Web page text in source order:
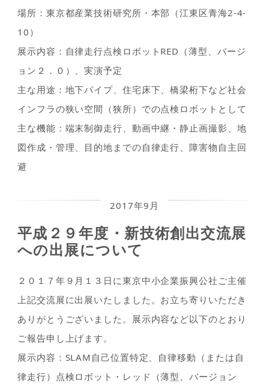
場所：東京都産業技術研究所・本部（江東区青海2-4-
10）
展示内容：自律走行点検ロボットRED（薄型、バージ
ョン２．０）、実演予定
主な用途：地下パイプ、住宅床下、橋梁桁下など社会
インフラの狭い空間（狭所）での点検ロボットとして
主な機能：端末制御走行、動画中継・静止画撮影、地
図作成・管理、目的地までの自律走行、障害物自主回
避
2017年9月
平成２９年度・新技術創出交流展
への出展について
２０１７年９月１３日に東京中小企業振興公社ご主催
上記交流展に出展いたしました。お立ち寄りいただき
ありがとうございました。展示内容など以下のとおり
ご報告申し上げます。
展示内容：SLAM自己位置特定、自律移動（または自
律走行）点検ロボット・レッド（薄型、バージョン